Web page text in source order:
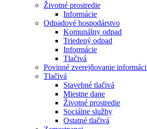
Životné prostredie
Informácie
Odpadové hospodárstvo
Komunálny odpad
Triedený odpad
Informácie
Tlačivá
Povinné zverejňovanie
Tlačivá
Stavebné tlačivá
Miestne dane
Životné prostredie
Sociálne služby
Ostatné tlačivá